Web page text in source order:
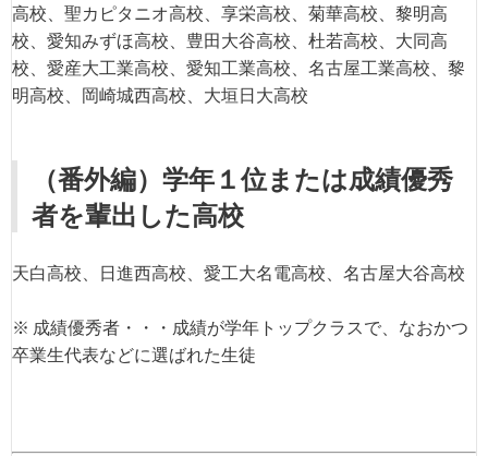
高校、聖カピタニオ高校、享栄高校、菊華高校、黎明高
校、愛知みずほ高校、豊田大谷高校、杜若高校、大同高
校、愛産大工業高校、愛知工業高校、名古屋工業高校、黎
明高校、岡崎城西高校、大垣日大高校
（番外編）学年１位または成績優秀
者を輩出した高校
天白高校、日進西高校、愛工大名電高校、名古屋大谷高校
※ 成績優秀者・・・成績が学年トップクラスで、なおかつ
卒業生代表などに選ばれた生徒